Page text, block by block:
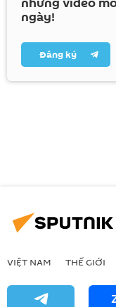
ngày!
Đăng ký
VIỆT NAM THẾ GIỚI